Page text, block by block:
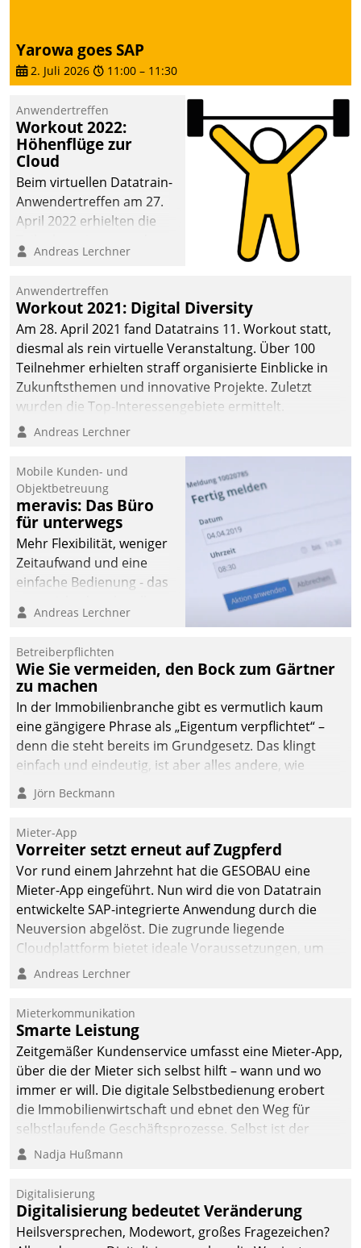
Yarowa goes SAP
2. Juli 2026 11:00 – 11:30
Anwendertreffen
Workout 2022:
Höhenflüge zur
Cloud
Beim virtuellen Datatrain-
Anwendertreffen am 27.
April 2022 erhielten die
Teilnehmer kurzweilige
Cloud-Strategien und -
Lösungen mit hohem
Zukunftspotenzial.
Andreas Lerchner
Anwendertreffen
Workout 2021: Digital Diversity
Am 28. April 2021 fand Datatrains 11. Workout statt,
diesmal als rein virtuelle Veranstaltung. Über 100
Teilnehmer erhielten straff organisierte Einblicke in
Zukunftsthemen und innovative Projekte. Zuletzt
wurden die Top-Interessengebiete ermittelt.
Andreas Lerchner
Mobile Kunden- und
Objektbetreuung
meravis: Das Büro
für unterwegs
Mehr Flexibilität, weniger
Zeitaufwand und eine
einfache Bedienung - das
Cockpit für mobile
Datatrain. Die meravis
Wohnungsbau- und
Immobilien GmbH hat
sich dabei für den Betrieb
der Lösung über die SAP
Cloud Platform
entschieden - als erstes
Unternehmen am
Andreas Lerchner
Betreiberpflichten
Wie Sie vermeiden, den Bock zum Gärtner
zu machen
In der Immobilienbranche gibt es vermutlich kaum
eine gängigere Phrase als „Eigentum verpflichtet“ –
denn die steht bereits im Grundgesetz. Das klingt
einfach und eindeutig, ist aber alles andere, wie
Branchenbeschäftigte wissen. Denn mit der
Verantwortung folgen Verpflichtungen.
Jörn Beckmann
Mieter-App
Vorreiter setzt erneut auf Zugpferd
Vor rund einem Jahrzehnt hat die GESOBAU eine
Mieter-App eingeführt. Nun wird die von Datatrain
entwickelte SAP-integrierte Anwendung durch die
Neuversion abgelöst. Die zugrunde liegende
Cloudplattform bietet ideale Voraussetzungen, um
die Funktionalität der App zu erweitern und weitere
integrieren.
Andreas Lerchner
Mieterkommunikation
Smarte Leistung
Zeitgemäßer Kundenservice umfasst eine Mieter-App,
über die der Mieter sich selbst hilft – wann und wo
immer er will. Die digitale Selbstbedienung erobert
die Immobilienwirtschaft und ebnet den Weg für
selbstlaufende Geschäftsprozesse. Selbst ist der
Kunde und smart der Serviceanbieter.
Nadja Hußmann
Digitalisierung
Digitalisierung bedeutet Veränderung
Heilsversprechen, Modewort, großes Fragezeichen?